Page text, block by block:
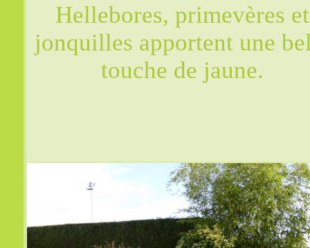
Hellebores, primevères et
jonquilles apportent une
touche de jaune.